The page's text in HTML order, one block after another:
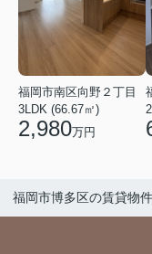
福岡市南区向野２丁目
3LDK (66.67㎡)
2,980万円
福岡市博多区の賃貸物